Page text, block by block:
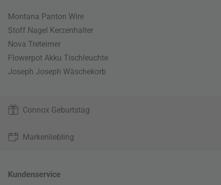
Montana Panton Wire
Stoff Nagel Kerzenhalter
Nova Treteimer
Flowerpot Akku Tischleuchte
Joseph Joseph Wäschekorb
Connox Geburtstag
Markenliebling
Kundenservice